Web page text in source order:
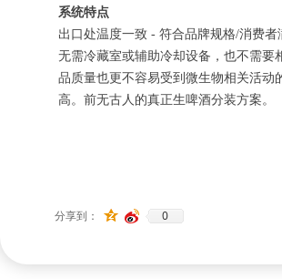
系统特点
出口处温度一致 - 符合品牌规格/消费者
无需冷藏室或辅助冷却设备，也不需要
品质量也更不容易受到微生物相关活动
高。前无古人的真正生啤酒分装方案。
分享到： 0